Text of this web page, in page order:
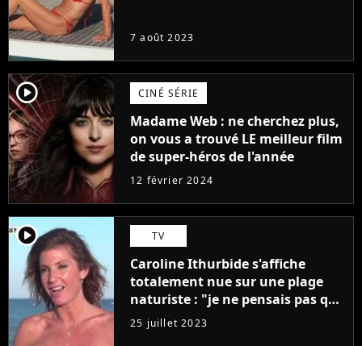
7 août 2023
player2 CINÉ SÉRIE
Madame Web : ne cherchez plus,
on vous a trouvé LE meilleur film
de super-héros de l'année
12 février 2024
player2 TV
Caroline Ithurbide s'affiche
totalement nue sur une plage
naturiste : "je ne pensais pas que
j'arriverais à le faire..."
25 juillet 2023